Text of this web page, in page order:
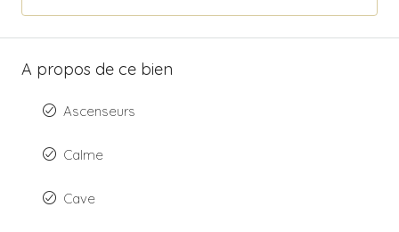
A propos de ce bien
Ascenseurs
Calme
Cave